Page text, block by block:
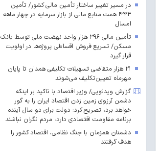
در مسیر تغییر ساختار تأمین مالی کشور/ تأمین
۴۴۳ همت منابع مالی از بازار سرمایه در چهار ماهه
امسال
تأمین مالی ۳۹۶ هزار واحد نهضت ملی توسط بانک
مسکن/ تسریع فروش اقساطی پروژه‌ها در اولویت
قرار گیرد
۲۱ هزار متقاضی تسهیلات تکلیفی همدان تا پایان
مهرماه تعیین‌تکلیف می‌شوند
گزارش ویدئویی/ وزیر اقتصاد با تاکید بر اینکه
دشمن آرزوی زمین زدن اقتصاد ایران را به گور
خواهد برد، تصریح کرد: دولت برای دو سال آینده
برنامه مقاومت اقتصادی دارد، مردم نگران نباشند
دشمنان همزمان با جنگ نظامی، اقتصاد کشور را
هدف گرفتند